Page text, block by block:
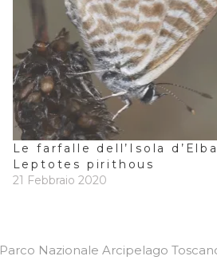
Le farfalle dell’Isola
Leptotes pirithous
21 Febbraio 2020
Parco Nazionale Arcipelago